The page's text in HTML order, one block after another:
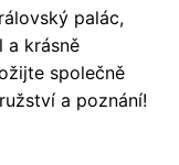
palác,
a krásně
společně
a poznání!